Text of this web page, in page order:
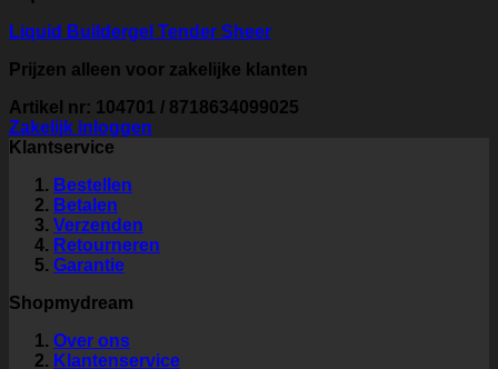
Liquid Buildergel Tender Sheer
Prijzen alleen voor zakelijke klanten
Artikel nr: 104701 / 8718634099025
Zakelijk inloggen
Klantservice
Bestellen
Betalen
Verzenden
Retourneren
Garantie
Shopmydream
Over ons
Klantenservice